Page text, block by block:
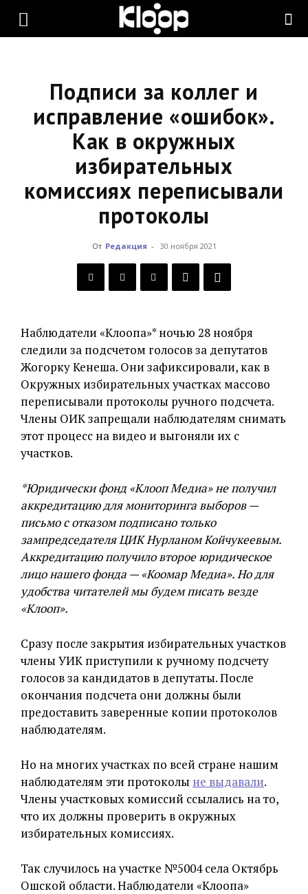
KLOOP.KG
Кыргызстана
Подписи за коллег и
исправление «ошибок».
Как в окружных
избирательных
комиссиях переписывали
протоколы
От Редакция - 30 ноября 2021
Наблюдатели «Клоопа»* ночью 28 ноября
следили за подсчетом голосов за депутатов
Жогорку Кенеша. Они зафиксировали, как в
Окружных избирательных участках массово
переписывали протоколы ручного подсчета.
Члены ОИК запрещали наблюдателям снимать
этот процесс на видео и выгоняли их с
участков.
*Юридически фонд «Клооп Медиа» не получил
аккредитацию для мониторинга выборов —
письмо с отказом подписано только
зампредседателя ЦИК Нурланом Койчукеевым.
Аккредитацию получило второе юридическое
лицо нашего фонда — «Коомар Медиа». Но для
удобства читателей мы будем писать везде
«Клооп».
Сразу после закрытия избирательных участков
члены УИК приступили к ручному подсчету
голосов за кандидатов в депутаты. После
окончания подсчета они должны были
предоставить заверенные копии протоколов
наблюдателям.
Но на многих участках по всей стране нашим
наблюдателям эти протоколы не выдавали.
Члены участковых комиссий ссылались на то,
что их должны проверить в окружных
избирательных комиссиях.
Так случилось на участке №5004 села Октябрь
Ошской области. Наблюдатели «Клоопа»